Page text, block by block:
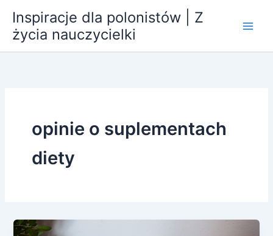
treści
Inspiracje dla polonistów | Z
życia nauczycielki
opinie o suplementach
diety